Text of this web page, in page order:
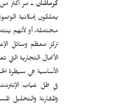
كرماشان ـمر أكثر من
يملكون إمكانية
محتملة، أو لأنهم
تركز معظم وسائل
الأعمال التجارية
الأساسية هي سيطرة
في ظل غياب
والمقارنة والتحليل